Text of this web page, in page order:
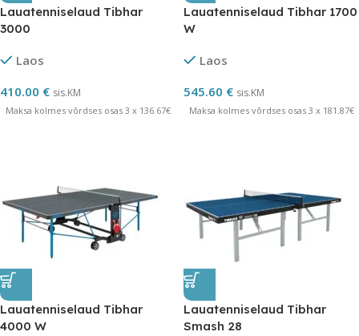
Lauatenniselaud Tibhar
3000
Laos
410.00 € sis.KM
Maksa kolmes võrdses osas 3 x 136.67€
Lauatenniselaud Tibhar 1700
W
Laos
545.60 € sis.KM
Maksa kolmes võrdses osas 3 x 181.87€
Lauatenniselaud Tibhar
4000 W
Lauatenniselaud Tibhar
Smash 28